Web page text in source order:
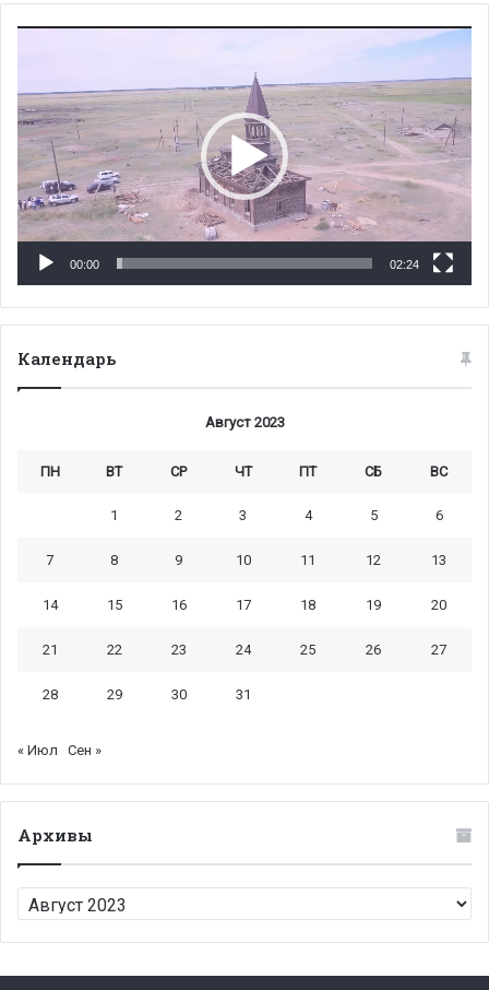
00:00 02:24
Календарь
Август 2023
ПН ВТ СР ЧТ ПТ СБ ВС
1 2 3 4 5 6
7 8 9 10 11 12 13
14 15 16 17 18 19 20
21 22 23 24 25 26 27
28 29 30 31
« Июл Сен »
Архивы
Архивы